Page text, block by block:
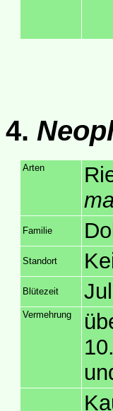
4.
Arten
Familie
Standort
Blütezeit
Vermehrung